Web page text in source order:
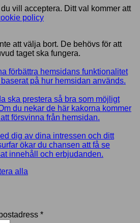
vill acceptera. Ditt val kommer att
policy
att välja bort. De behövs för att
taget ska fungera.
förbättra hemsidans funktionalitet
på hur hemsidan används.
ska prestera så bra som möjligt
du nekar de här kakorna kommer
försvinna från hemsidan.
dig av dina intressen och ditt
ökar du chansen att få se
innehåll och erbjudanden.
alla
*Obligatoriskt